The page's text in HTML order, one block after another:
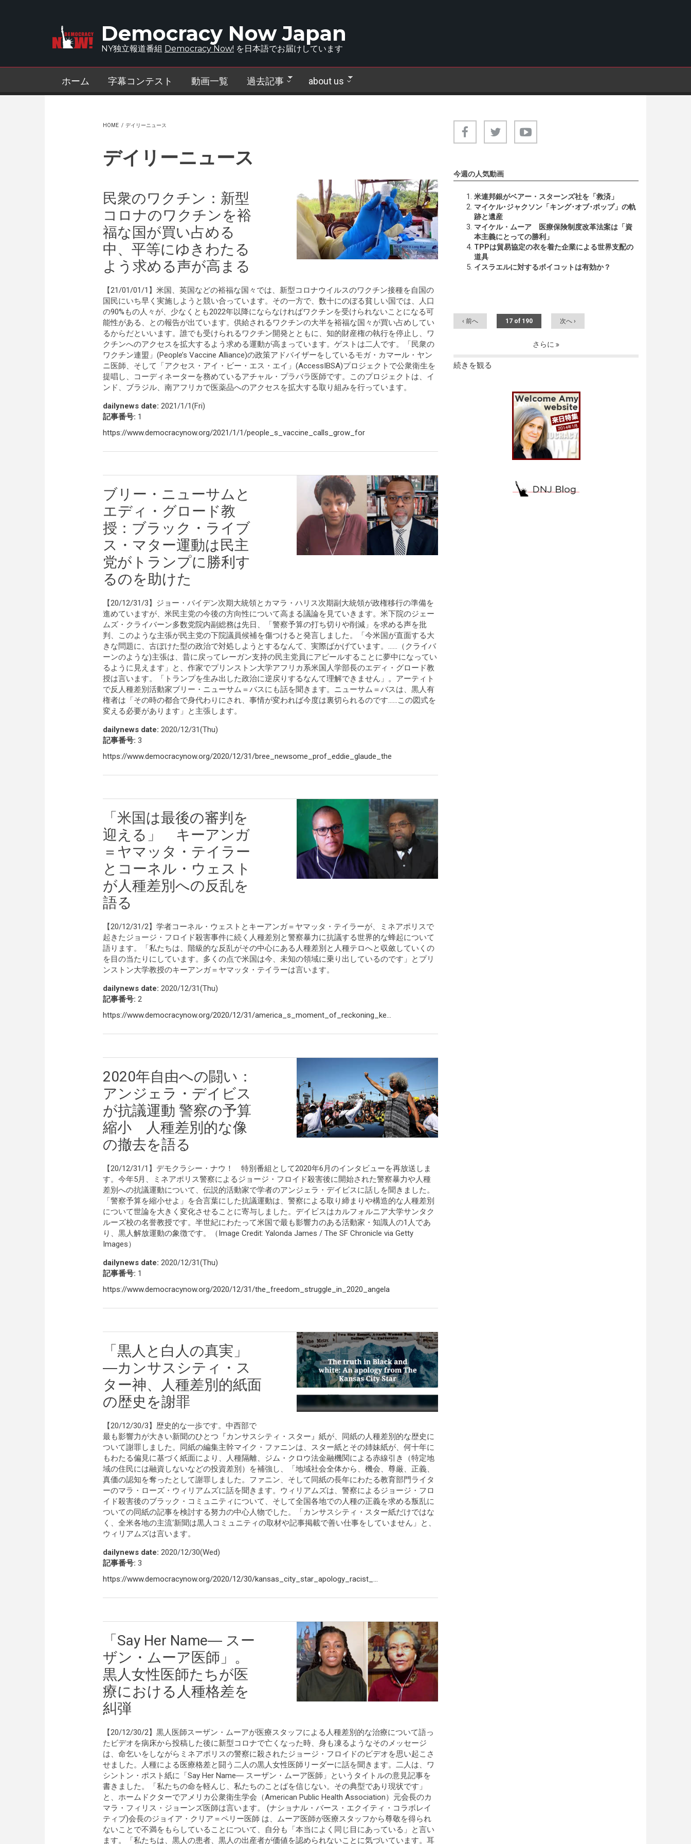
Democracy Now Japan
NY独立報道番組 Democracy Now! を日本語でお届けしています
ホーム 字幕コンテスト 動画一覧 過去記事 about us
HOME / デイリーニュース
デイリーニュース
民衆のワクチン：新型
コロナのワクチンを裕
福な国が買い占める
中、平等にゆきわたる
よう求める声が高まる
【21/01/01/1】米国、英国などの裕福な国々では、新型コロナウイルスのワクチン接種を自国の
国民にいち早く実施しようと競い合っています。その一方で、数十にのぼる貧しい国では、人口
の90%もの人々が、少なくとも2022年以降にならなければワクチンを受けられないことになる可
能性がある、との報告が出ています。供給されるワクチンの大半を裕福な国々が買い占めしてい
るからだといいます。誰でも受けられるワクチン開発とともに、知的財産権の執行を停止し、ワ
クチンへのアクセスを拡大するよう求める運動が高まっています。ゲストは二人です。「民衆の
ワクチン連盟」(People’s Vaccine Alliance)の政策アドバイザーをしているモガ・カマール・ヤン
ニ医師、そして「アクセス・アイ・ビー・エス・エイ」(AccessIBSA)プロジェクトで公衆衛生を
提唱し、コーディネーターを務めているアチャル・プラバラ医師です。このプロジェクトは、イ
ンド、ブラジル、南アフリカで医薬品へのアクセスを拡大する取り組みを行っています。
dailynews date: 2021/1/1(Fri)
記事番号: 1
https://www.democracynow.org/2021/1/1/people_s_vaccine_calls_grow_for
ブリー・ニューサムと
エディ・グロード教
授：ブラック・ライブ
ス・マター運動は民主
党がトランプに勝利す
るのを助けた
【20/12/31/3】ジョー・バイデン次期大統領とカマラ・ハリス次期副大統領が政権移行の準備を
進めていますが、米民主党の今後の方向性について高まる議論を見ていきます。米下院のジェー
ムズ・クライバーン多数党院内副総務は先日、「警察予算の打ち切りや削減」を求める声を批
判、このような主張が民主党の下院議員候補を傷つけると発言しました。「今米国が直面する大
きな問題に、古ぼけた型の政治で対処しようとするなんて、実際ばかげています。……（クライバ
ーンのような)主張は、昔に戻ってレーガン支持の民主党員にアピールすることに夢中になってい
るように見えます」と、作家でプリンストン大学アフリカ系米国人学部長のエディ・グロード教
授は言います。「トランプを生み出した政治に逆戻りするなんて理解できません」。アーティト
で反人種差別活動家ブリー・ニューサム＝バスにも話を聞きます。ニューサム＝バスは、黒人有
権者は「その時の都合で身代わりにされ、事情が変われば今度は裏切られるのです……この図式を
変える必要があります」と主張します。
dailynews date: 2020/12/31(Thu)
記事番号: 3
https://www.democracynow.org/2020/12/31/bree_newsome_prof_eddie_glaude_the
「米国は最後の審判を
迎える」 キーアンガ
＝ヤマッタ・テイラー
とコーネル・ウェスト
が人種差別への反乱を
語る
【20/12/31/2】学者コーネル・ウェストとキーアンガ＝ヤマッタ・テイラーが、ミネアポリスで
起きたジョージ・フロイド殺害事件に続く人種差別と警察暴力に抗議する世界的な蜂起について
語ります。「私たちは、階級的な反乱がその中心にある人種差別と人種テロへと収斂していくの
を目の当たりにしています。多くの点で米国は今、未知の領域に乗り出しているのです」とプリ
ンストン大学教授のキーアンガ＝ヤマッタ・テイラーは言います。
dailynews date: 2020/12/31(Thu)
記事番号: 2
https://www.democracynow.org/2020/12/31/america_s_moment_of_reckoning_ke...
2020年自由への闘い：
アンジェラ・デイビス
が抗議運動 警察の予算
縮小 人種差別的な像
の撤去を語る
【20/12/31/1】デモクラシー・ナウ！ 特別番組として2020年6月のインタビューを再放送しま
す。今年5月、ミネアポリス警察によるジョージ・フロイド殺害後に開始された警察暴力や人種
差別への抗議運動について、伝説的活動家で学者のアンジェラ・デイビスに話しを聞きました。
「警察予算を縮小せよ」を合言葉にした抗議運動は、警察による取り締まりや構造的な人種差別
について世論を大きく変化させることに寄与しました。デイビスはカルフォルニア大学サンタク
ルーズ校の名誉教授です。半世紀にわたって米国で最も影響力のある活動家・知識人の1人であ
り、黒人解放運動の象徴です。（Image Credit: Yalonda James / The SF Chronicle via Getty
Images）
dailynews date: 2020/12/31(Thu)
記事番号: 1
https://www.democracynow.org/2020/12/31/the_freedom_struggle_in_2020_angela
「黒人と白人の真実」
―カンサスシティ・ス
ター神、人種差別的紙面
の歴史を謝罪
【20/12/30/3】歴史的な一歩です。中西部で
最も影響力が大きい新聞のひとつ『カンサスシティ・スター』紙が、同紙の人種差別的な歴史に
ついて謝罪しました。同紙の編集主幹マイク・ファニンは、スター紙とその姉妹紙が、何十年に
もわたる偏見に基づく紙面により、人種隔離、ジム・クロウ法金融機関による赤線引き（特定地
域の住民には融資しないなどの投資差別）を補強し、「地域社会全体から、機会、尊厳、正義、
真価の認知を奪ったとして謝罪しました。ファニン、そして同紙の長年にわたる教育部門ライタ
ーのマラ・ローズ・ウィリアムズに話を聞きます。ウィリアムズは、警察によるジョージ・フロ
イド殺害後のブラック・コミュニティについて、そして全国各地での人種の正義を求める叛乱に
ついての同紙の記事を検討する努力の中心人物でした。「カンサスシティ・スター紙だけではな
く、全米各地の主流‘新聞は黒人コミュニティの取材や記事掲載で善い仕事をしていません」と、
ウィリアムズは言います。
dailynews date: 2020/12/30(Wed)
記事番号: 3
https://www.democracynow.org/2020/12/30/kansas_city_star_apology_racist_...
「Say Her Name― スー
ザン・ムーア医師」。
黒人女性医師たちが医
療における人種格差を
糾弾
【20/12/30/2】黒人医師スーザン・ムーアが医療スタッフによる人種差別的な治療について語っ
たビデオを病床から投稿した後に新型コロナで亡くなった時、身も凍るようなそのメッセージ
は、命乞いをしながらミネアポリスの警察に殺されたジョージ・フロイドのビデオを思い起こさ
せました。人種による医療格差と闘う二人の黒人女性医師リーダーに話を聞きます。二人は、ワ
シントン・ポスト紙に「Say Her Name― スーザン・ムーア医師」というタイトルの意見記事を
書きました。「私たちの命を軽んじ、私たちのことばを信じない。その典型であり現状です」
と、ホームドクターでアメリカ公衆衛生学会（American Public Health Association）元会長のカ
マラ・フィリス・ジョーンズ医師は言います。 (ナショナル・バース・エクイティ・コラボレイ
ティブ)会長のジョイア・クリア＝ペリー医師 は、ムーア医師が医療スタッフから尊敬を得られ
ないことで不満をもらしていることについて、自分も「本当によく同じ目にあっている」と言い
ます。「私たちは、黒人の患者、黒人の出産者が価値を認められないことに気づいています。耳
今週の人気動画
米連邦銀がベアー・スターンズ社を「救済」
マイケル･ジャクソン「キング･オブ･ポップ」の軌
跡と遺産
マイケル・ムーア 医療保険制度改革法案は「資
本主義にとっての勝利」
TPPは貿易協定の衣を着た企業による世界支配の
道具
イスラエルに対するボイコットは有効か？
‹ 前へ 17 of 190 次へ ›
さらに
続きを観る